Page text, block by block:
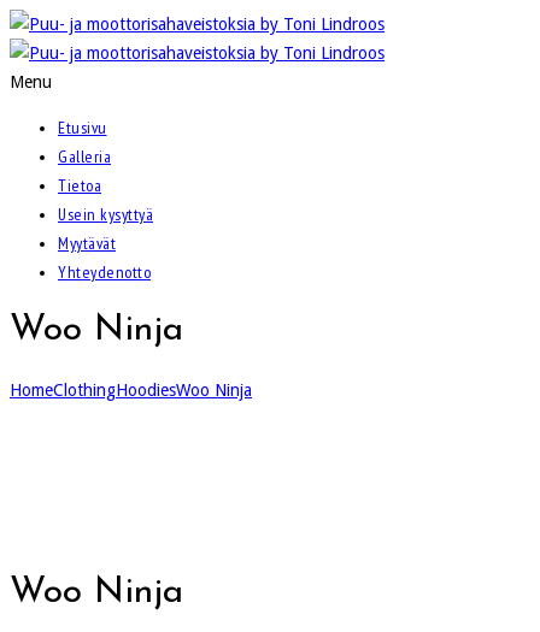
Menu
Etusivu
Galleria
Tietoa
Usein kysyttyä
Myytävät
Yhteydenotto
Woo Ninja
HomeClothingHoodiesWoo Ninja
Woo Ninja